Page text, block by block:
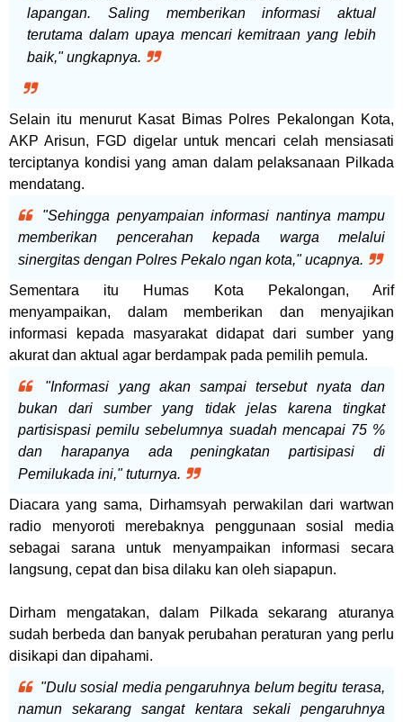
lapangan. Saling memberikan informasi aktual
terutama dalam upaya mencari kemitraan yang lebih
baik," ungkapnya.
Selain itu menurut Kasat Bimas Polres Pekalongan Kota,
AKP Arisun, FGD digelar untuk mencari celah mensiasati
terciptanya kondisi yang aman dalam pelaksanaan Pilkada
mendatang.
"Sehingga penyampaian informasi nantinya mampu
memberikan pencerahan kepada warga melalui
sinergitas dengan Polres Pekalo ngan kota," ucapnya.
Sementara itu Humas Kota Pekalongan, Arif
menyampaikan, dalam memberikan dan menyajikan
informasi kepada masyarakat didapat dari sumber yang
akurat dan aktual agar berdampak pada pemilih pemula.
"Informasi yang akan sampai tersebut nyata dan
bukan dari sumber yang tidak jelas karena tingkat
partisispasi pemilu sebelumnya suadah mencapai 75 %
dan harapanya ada peningkatan partisipasi di
Pemilukada ini," tuturnya.
Diacara yang sama, Dirhamsyah perwakilan dari wartwan
radio menyoroti merebaknya penggunaan sosial media
sebagai sarana untuk menyampaikan informasi secara
langsung, cepat dan bisa dilaku kan oleh siapapun.
Dirham mengatakan, dalam Pilkada sekarang aturanya
sudah berbeda dan banyak perubahan peraturan yang perlu
disikapi dan dipahami.
"Dulu sosial media pengaruhnya belum begitu terasa,
namun sekarang sangat kentara sekali pengaruhnya